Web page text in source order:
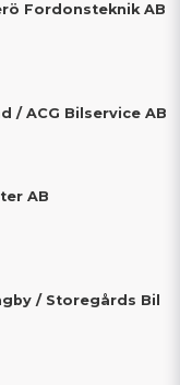
Fordonsteknik AB
/ ACG Bilservice AB
AB
/ Storegårds Bil